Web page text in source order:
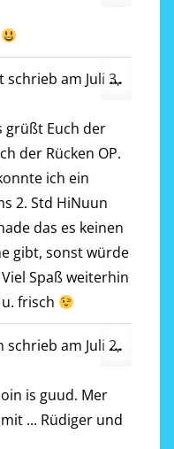
schrieb am Juli 3,
grüßt Euch der
der Rücken OP.
ich ein
2. Std HiNuun
das es keinen
gibt, sonst würde
Spaß weiterhin
frisch
...
schrieb am Juli 2,
is guud. Mer
... Rüdiger und
...